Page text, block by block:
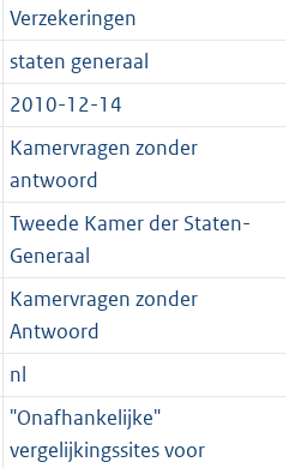
K
b
2
K
b
Verzekeringen
staten generaal
2010-12-14
Kamervragen zonder
antwoord
Tweede Kamer der Staten-
Generaal
Kamervragen zonder
Antwoord
nl
"Onafhankelijke"
vergelijkingssites voor